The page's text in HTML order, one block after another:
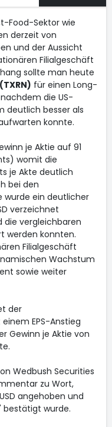
Food-Sektor wie
derzeit von
und der Aussicht
Filialgeschäft
sollte man heute
für einen Long-
die US-
deutlich besser als
konnte.
je Aktie auf 91
womit die
je Akte deutlich
bei den
wurde ein deutlicher
verzeichnet
die vergleichbaren
werden konnten.
Filialgeschäft
Wachstum
sowie weiter
der
EPS-Anstieg
Gewinn je Aktie von
Wedbush Securities
zu Wort,
angehoben und
wurde.